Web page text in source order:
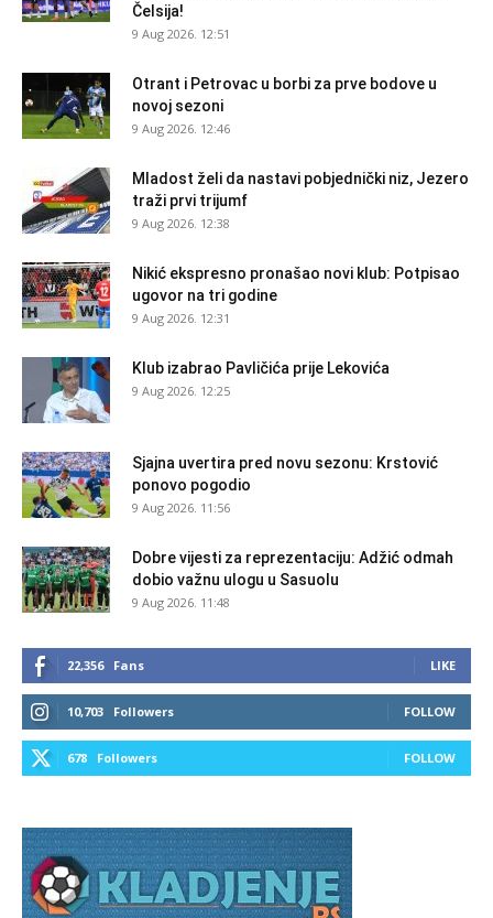
Čelsija!
9 Aug 2026. 12:51
Otrant i Petrovac u borbi za prve bodove u
novoj sezoni
9 Aug 2026. 12:46
Mladost želi da nastavi pobjednički niz, Jezero
traži prvi trijumf
9 Aug 2026. 12:38
Nikić ekspresno pronašao novi klub: Potpisao
ugovor na tri godine
9 Aug 2026. 12:31
Klub izabrao Pavličića prije Lekovića
9 Aug 2026. 12:25
Sjajna uvertira pred novu sezonu: Krstović
ponovo pogodio
9 Aug 2026. 11:56
Dobre vijesti za reprezentaciju: Adžić odmah
dobio važnu ulogu u Sasuolu
9 Aug 2026. 11:48
22,356 Fans LIKE
10,703 Followers FOLLOW
678 Followers FOLLOW